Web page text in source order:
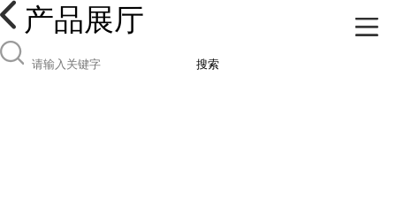
产品展厅
搜索